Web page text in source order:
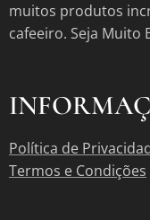
muitos produtos
cafeeiro. Seja Muito
Política de
Termos e Condições